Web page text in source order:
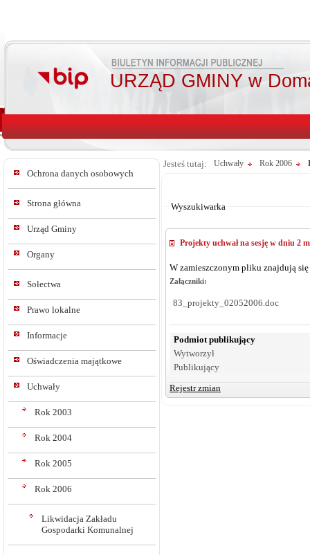
URZĄD GMINY w
Ochrona danych osobowych
Strona główna
Urząd Gminy
Organy
Sołectwa
Prawo lokalne
Informacje
Oświadczenia majątkowe
Uchwały
Rok 2003
Rok 2004
Rok 2005
Rok 2006
Likwidacja Zakładu
Gospodarki Komunalnej
Jesteś tutaj: Uchwały Rok 2006
Wyszukiwarka
Projekty uchwał na sesję w dniu 2
W zamieszczonym pliku znajdują
Załączniki:
83_projekty_02052006.doc
Podmiot publikujący
Wytworzył
Publikujący
Rejestr zmian